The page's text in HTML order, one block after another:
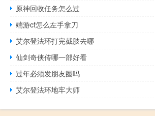
原神回收任务怎么过
端游cf怎么左手拿刀
艾尔登法环打完截肢去哪
仙剑奇侠传哪一部好看
过年必须发朋友圈吗
艾尔登法环地牢大师